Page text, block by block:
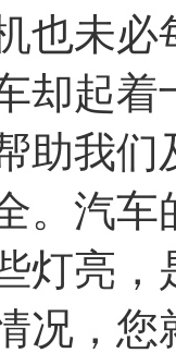
也未
却起着
助我
。汽车
灯亮
况，您